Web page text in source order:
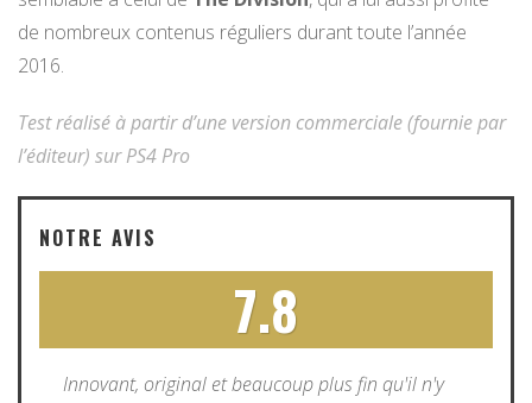
de nombreux contenus réguliers durant toute l’année
2016.
Test réalisé à partir d’une version commerciale (fournie par
l’éditeur) sur PS4 Pro
NOTRE AVIS
7.8
Innovant, original et beaucoup plus fin qu'il n'y